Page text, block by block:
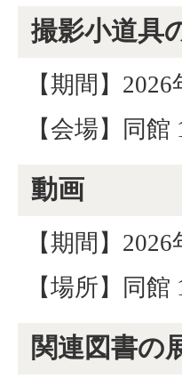
撮影小道具
【期間】
【会場】同
動画
【期間】
【場所】同
関連図書の